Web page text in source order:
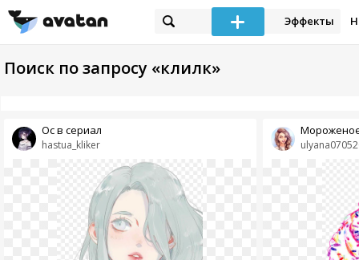
Эффекты
Поиск по запросу «клилк»
hastua_kliker
Ос в сериал